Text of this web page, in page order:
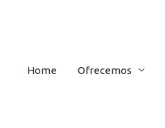
Home Ofrecemos